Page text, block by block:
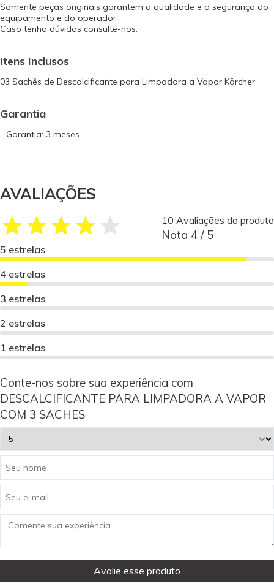
Somente peças originais garantem a qualidade e a segurança do
equipamento e do operador.
Caso tenha dúvidas consulte-nos.
Itens Inclusos
03 Sachês de Descalcificante para Limpadora a Vapor Kärcher
Garantia
- Garantia: 3 meses.
AVALIAÇÕES
10 Avaliações do produto
Nota 4 / 5
5 estrelas
4 estrelas
3 estrelas
2 estrelas
1 estrelas
Conte-nos sobre sua experiência com
DESCALCIFICANTE PARA LIMPADORA A VAPOR
COM 3 SACHES
Avalie esse produto